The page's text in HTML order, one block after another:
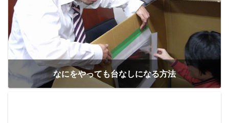
なにをやっても台なしになる方法